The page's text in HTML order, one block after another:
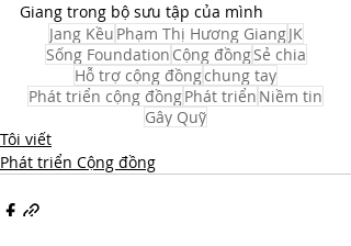
Giang trong bộ sưu tập của mình
Jang Kều Phạm Thị Hương GiangJK
Sống Foundation Cộng đồngSẻ chia
Hỗ trợ cộng đồngchung tay
Phát triển cộng đồngPhát triển Niềm tin
Gây Quỹ
Tôi viết
Phát triển Cộng đồng